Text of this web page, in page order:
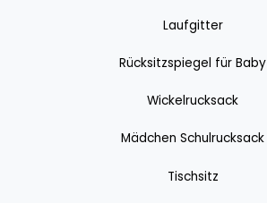
Laufgitter
Rücksitzspiegel für Baby
Wickelrucksack
Mädchen Schulrucksack
Tischsitz